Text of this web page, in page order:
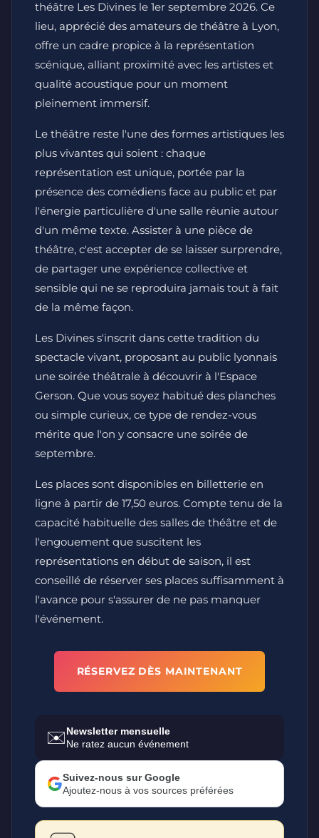
théâtre Les Divines le 1er septembre 2026. Ce
lieu, apprécié des amateurs de théâtre à Lyon,
offre un cadre propice à la représentation
scénique, alliant proximité avec les artistes et
qualité acoustique pour un moment
pleinement immersif.
Le théâtre reste l'une des formes artistiques les
plus vivantes qui soient : chaque
représentation est unique, portée par la
présence des comédiens face au public et par
l'énergie particulière d'une salle réunie autour
d'un même texte. Assister à une pièce de
théâtre, c'est accepter de se laisser surprendre,
de partager une expérience collective et
sensible qui ne se reproduira jamais tout à fait
de la même façon.
Les Divines s'inscrit dans cette tradition du
spectacle vivant, proposant au public lyonnais
une soirée théâtrale à découvrir à l'Espace
Gerson. Que vous soyez habitué des planches
ou simple curieux, ce type de rendez-vous
mérite que l'on y consacre une soirée de
septembre.
Les places sont disponibles en billetterie en
ligne à partir de 17,50 euros. Compte tenu de la
capacité habituelle des salles de théâtre et de
l'engouement que suscitent les
représentations en début de saison, il est
conseillé de réserver ses places suffisamment à
l'avance pour s'assurer de ne pas manquer
l'événement.
RÉSERVEZ DÈS MAINTENANT
✉️Newsletter mensuelle
Ne ratez aucun événement
Suivez-nous sur Google
Ajoutez-nous à vos sources préférées